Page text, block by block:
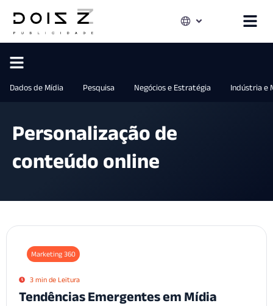
Dados de Mídia Pesquisa Negócios e Estratégia Indústria e
Personalização de
conteúdo online
Marketing 360
3 min de Leitura
Tendências Emergentes em Mídia